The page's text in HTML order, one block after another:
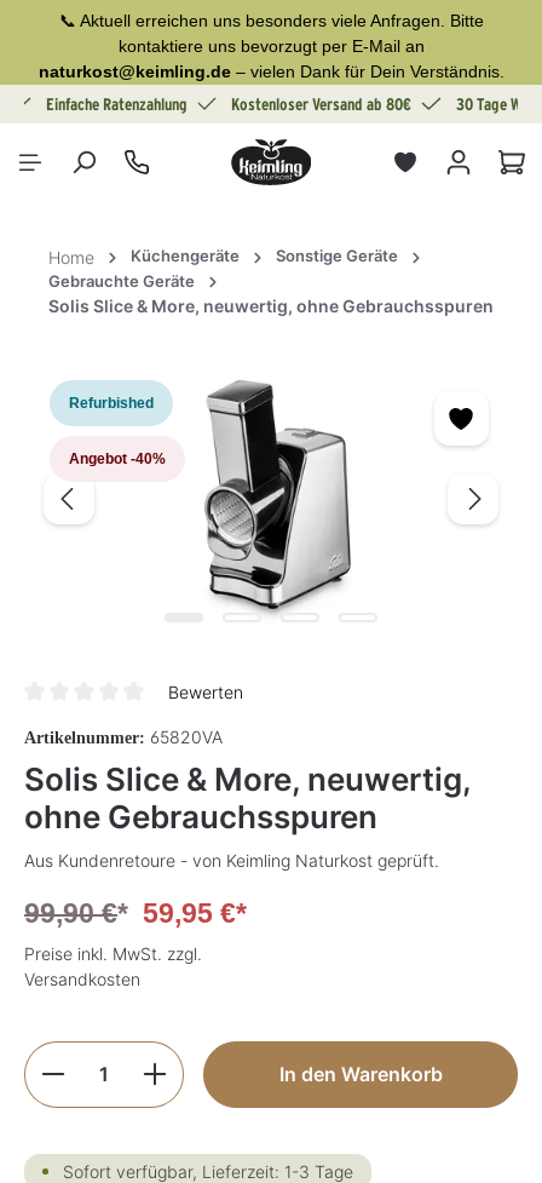
springen
📞 Aktuell erreichen uns besonders viele Anfragen. Bitte
kontaktiere uns bevorzugt per E-Mail an
naturkost@keimling.de– vielen Dank für Dein Verständnis.
Einfache Ratenzahlung Kostenloser Versand ab 80€ 30 Tage
Home Küchengeräte
Sonstige Geräte
Gebrauchte Geräte
Solis Slice & More, neuwertig, ohne Gebrauchsspuren
Refurbished
Angebot -40%
Bewerten
Artikelnummer: 65820VA
Solis Slice & More, neuwertig,
ohne Gebrauchsspuren
Aus Kundenretoure - von Keimling Naturkost geprüft.
99,90 €* 59,95 €*
Preise inkl. MwSt. zzgl.
Versandkosten
Produkt Anzahl: Gib den gewünschten
In den Warenkorb
Sofort verfügbar, Lieferzeit: 1-3 Tage